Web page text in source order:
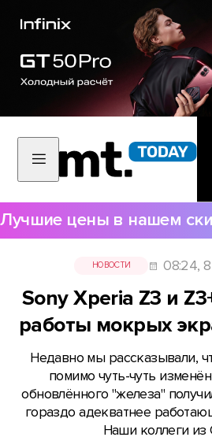
Лучшие цены в нашем
НОВОСТИ 08:24,
Sony Xperia Z3 и
работы мокрых
Недавно мы рассказывали,
помимо чуть-чуть
обновлённого "железа"
гораздо адекватнее
Наши коллеги из